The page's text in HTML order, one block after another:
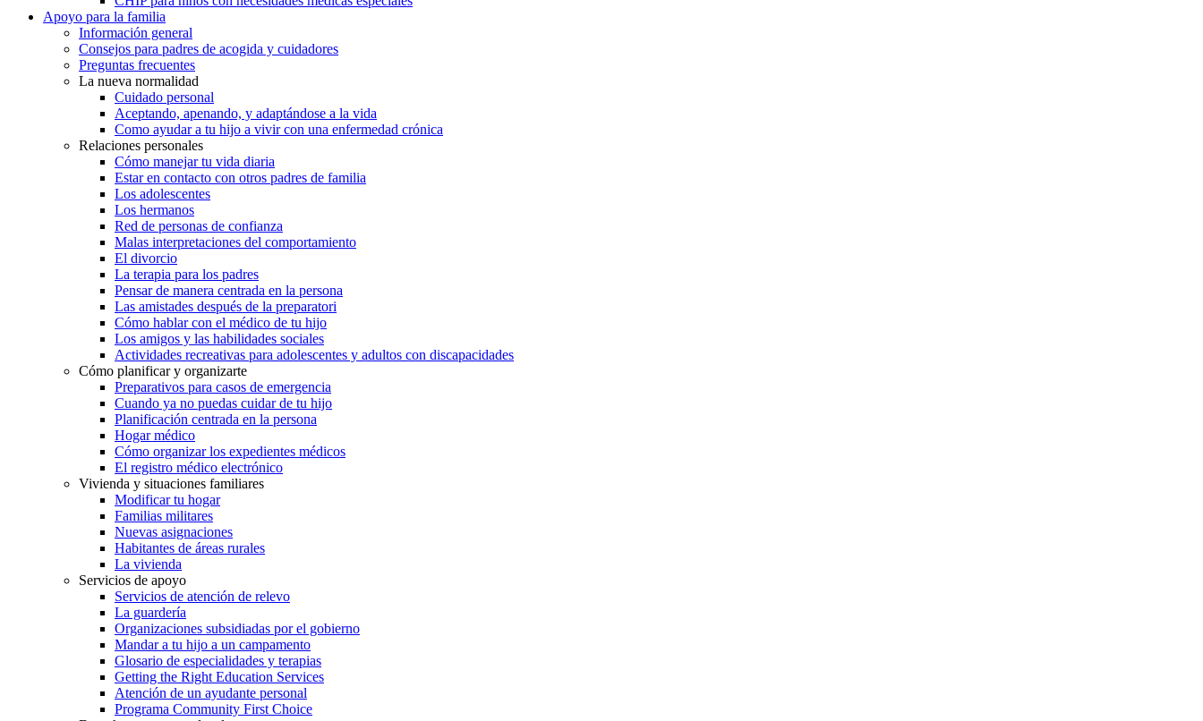
Apoyo para la familia
Información general
Consejos para padres de acogida y cuidadores
Preguntas frecuentes
La nueva normalidad
Cuidado personal
Aceptando, apenando, y adaptándose a la vida
Como ayudar a tu hijo a vivir con una enfermedad crónica
Relaciones personales
Cómo manejar tu vida diaria
Estar en contacto con otros padres de familia
Los adolescentes
Los hermanos
Red de personas de confianza
Malas interpretaciones del comportamiento
El divorcio
La terapia para los padres
Pensar de manera centrada en la persona
Las amistades después de la preparatori
Cómo hablar con el médico de tu hijo
Los amigos y las habilidades sociales
Actividades recreativas para adolescentes y adultos con discapacidades
Cómo planificar y organizarte
Preparativos para casos de emergencia
Cuando ya no puedas cuidar de tu hijo
Planificación centrada en la persona
Hogar médico
Cómo organizar los expedientes médicos
El registro médico electrónico
Vivienda y situaciones familiares
Modificar tu hogar
Familias militares
Nuevas asignaciones
Habitantes de áreas rurales
La vivienda
Servicios de apoyo
Servicios de atención de relevo
La guardería
Organizaciones subsidiadas por el gobierno
Mandar a tu hijo a un campamento
Glosario de especialidades y terapias
Getting the Right Education Services
Atención de un ayudante personal
Programa Community First Choice